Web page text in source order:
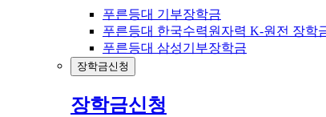
푸른등대 기부장학금
푸른등대 한국수력원자력 K-원전 장학
푸른등대 삼성기부장학금
장학금신청
장학금신청